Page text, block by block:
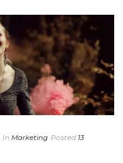
In Marketing Posted 13